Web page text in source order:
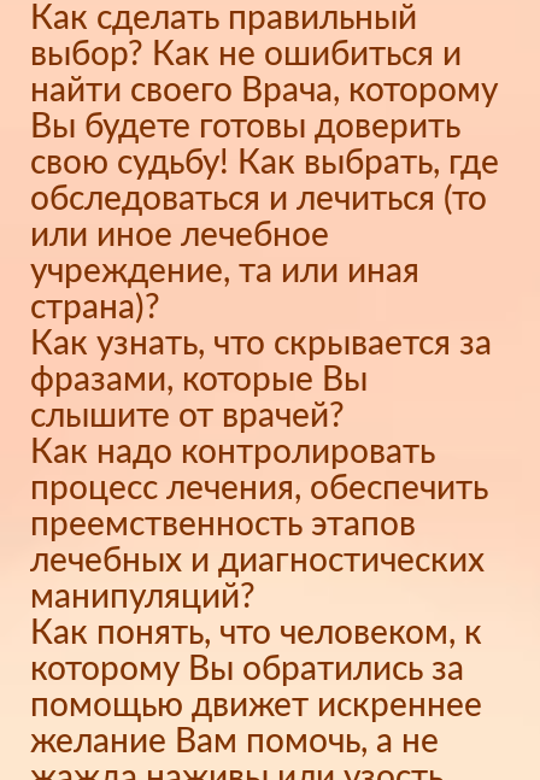
Как сделать правильный
выбор? Как не ошибиться и
найти своего Врача, которому
Вы будете готовы доверить
свою судьбу! Как выбрать, где
обследоваться и лечиться (то
или иное лечебное
учреждение, та или иная
страна)?
Как узнать, что скрывается за
фразами, которые Вы
слышите от врачей?
Как надо контролировать
процесс лечения, обеспечить
преемственность этапов
лечебных и диагностических
манипуляций?
Как понять, что человеком, к
которому Вы обратились за
помощью движет искреннее
желание Вам помочь, а не